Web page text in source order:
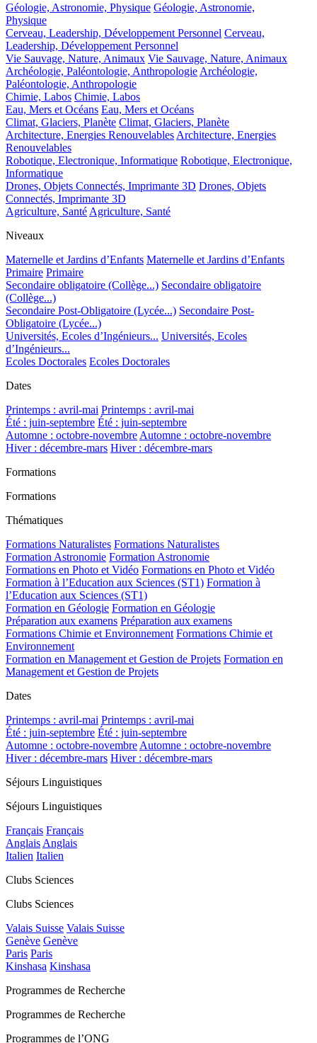
Géologie, Astronomie, Physique Géologie, Astronomie,
Physique
Cerveau, Leadership, Développement Personnel Cerveau,
Leadership, Développement Personnel
Vie Sauvage, Nature, Animaux Vie Sauvage, Nature, Animaux
Archéologie, Paléontologie, Anthropologie Archéologie,
Paléontologie, Anthropologie
Chimie, Labos Chimie, Labos
Eau, Mers et Océans Eau, Mers et Océans
Climat, Glaciers, Planète Climat, Glaciers, Planète
Architecture, Energies Renouvelables Architecture, Energies
Renouvelables
Robotique, Electronique, Informatique Robotique, Electronique,
Informatique
Drones, Objets Connectés, Imprimante 3D Drones, Objets
Connectés, Imprimante 3D
Agriculture, Santé Agriculture, Santé
Niveaux
Maternelle et Jardins d’Enfants Maternelle et Jardins d’Enfants
Primaire Primaire
Secondaire obligatoire (Collège...) Secondaire obligatoire
(Collège...)
Secondaire Post-Obligatoire (Lycée...) Secondaire Post-
Obligatoire (Lycée...)
Universités, Ecoles d’Ingénieurs... Universités, Ecoles
d’Ingénieurs...
Ecoles Doctorales Ecoles Doctorales
Dates
Printemps : avril-mai Printemps : avril-mai
Été : juin-septembre Été : juin-septembre
Automne : octobre-novembre Automne : octobre-novembre
Hiver : décembre-mars Hiver : décembre-mars
Formations
Formations
Thématiques
Formations Naturalistes Formations Naturalistes
Formation Astronomie Formation Astronomie
Formations en Photo et Vidéo Formations en Photo et Vidéo
Formation à l’Education aux Sciences (ST1) Formation à
l’Education aux Sciences (ST1)
Formation en Géologie Formation en Géologie
Préparation aux examens Préparation aux examens
Formations Chimie et Environnement Formations Chimie et
Environnement
Formation en Management et Gestion de Projets Formation en
Management et Gestion de Projets
Dates
Printemps : avril-mai Printemps : avril-mai
Été : juin-septembre Été : juin-septembre
Automne : octobre-novembre Automne : octobre-novembre
Hiver : décembre-mars Hiver : décembre-mars
Séjours Linguistiques
Séjours Linguistiques
Français Français
Anglais Anglais
Italien Italien
Clubs Sciences
Clubs Sciences
Valais Suisse Valais Suisse
Genève Genève
Paris Paris
Kinshasa Kinshasa
Programmes de Recherche
Programmes de Recherche
Programmes de l’ONG